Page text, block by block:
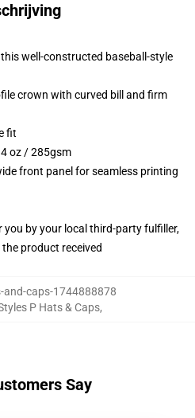
well-constructed baseball-style
crown with curved bill and firm
fit
oz / 285gsm
front panel for seamless printing
you by your local third-party fulfiller,
product received
and-caps-1744888878
P Hats & Caps,
Say